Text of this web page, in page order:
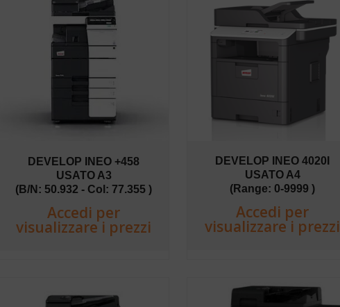
DEVELOP INEO +458
USATO A3
(B/N: 50.932 - Col: 77.355 )
Accedi per
visualizzare i prezzi
DEVELOP INEO 4020I
USATO A4
(Range: 0-9999 )
Accedi per
visualizzare i prezzi